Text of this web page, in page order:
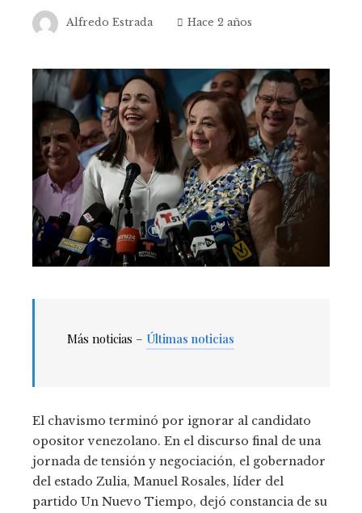
Alfredo Estrada Hace 2 años
Más noticias – Últimas noticias
El chavismo terminó por ignorar al candidato
opositor venezolano. En el discurso final de una
jornada de tensión y negociación, el gobernador
del estado Zulia, Manuel Rosales, líder del
partido Un Nuevo Tiempo, dejó constancia de su